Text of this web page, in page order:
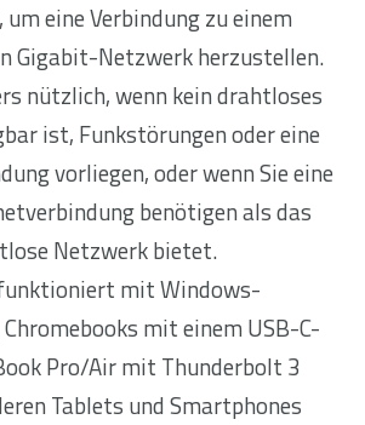
eine Verbindung zu einem
Gigabit-Netzwerk herzustellen.
nützlich, wenn kein drahtloses
ist, Funkstörungen oder eine
vorliegen, oder wenn Sie eine
benötigen als das
Netzwerk bietet.
mit Windows-
mit einem USB-C-
Pro/Air mit Thunderbolt 3
Tablets und Smartphones